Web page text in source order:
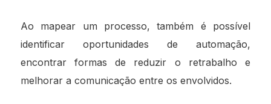
Ao mapear um processo, também é possível
identificar oportunidades de automação,
encontrar formas de reduzir o retrabalho e
melhorar a comunicação entre os envolvidos.